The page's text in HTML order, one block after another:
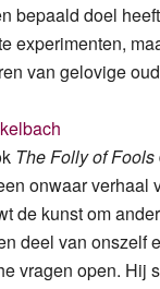
bepaald doel
experimenten,
van gelovige
The Folly of Fools
onwaar verhaal
de kunst om
deel van onszelf
vragen open. Hij